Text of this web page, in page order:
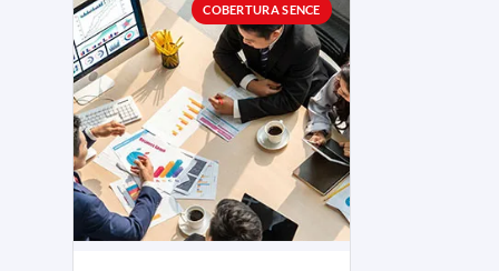
COBERTURA SENCE